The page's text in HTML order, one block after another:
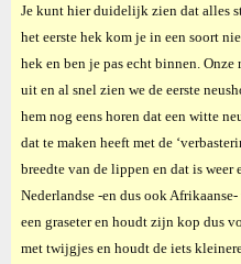
Je kunt hier duidelijk zien dat alles
het eerste hek kom je in een soort
hek en ben je pas echt binnen.
uit en al snel zien we de eerste
hem nog eens horen dat een witte
dat te maken heeft met de
breedte van de lippen en dat is
Nederlandse -en dus ook
een graseter en houdt zijn kop dus
met twijgjes en houdt de iets